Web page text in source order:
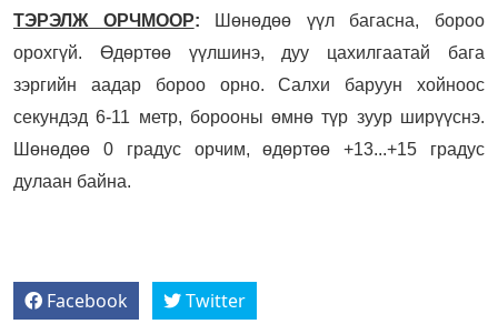
ТЭРЭЛЖ ОРЧМООР:
Шөнөдөө үүл багасна, бороо
орохгүй. Өдөртөө үүлшинэ, дуу цахилгаатай бага
зэргийн аадар бороо орно. Салхи баруун хойноос
секундэд 6-11 метр, борооны өмнө түр зуур ширүүснэ.
Шөнөдөө 0 градус орчим, өдөртөө +13...+15 градус
дулаан байна.
Facebook Twitter